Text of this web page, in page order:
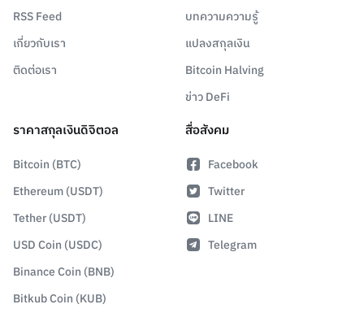
RSS Feed
เกี่ยวกับเรา
ติดต่อเรา
บทความความรู้
แปลงสกุลเงิน
Bitcoin Halving
ข่าว DeFi
ราคาสกุลเงินดิจิตอล
Bitcoin (BTC)
Ethereum (USDT)
Tether (USDT)
USD Coin (USDC)
Binance Coin (BNB)
Bitkub Coin (KUB)
สื่อสังคม
Facebook
Twitter
LINE
Telegram